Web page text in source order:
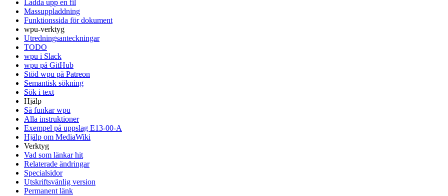
Ladda upp en fil
Massuppladdning
Funktionssida för dokument
wpu-verktyg
Utredningsanteckningar
TODO
wpu i Slack
wpu på GitHub
Stöd wpu på Patreon
Semantisk sökning
Sök i text
Hjälp
Så funkar wpu
Alla instruktioner
Exempel på uppslag E13-00-A
Hjälp om MediaWiki
Verktyg
Vad som länkar hit
Relaterade ändringar
Specialsidor
Utskriftsvänlig version
Permanent länk